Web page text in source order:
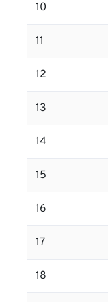
10
11
12
13
14
15
16
17
18